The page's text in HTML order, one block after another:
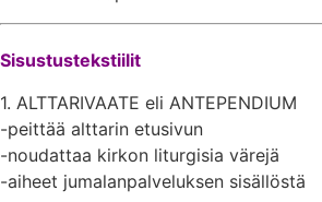
Sisustustekstiilit
1. ALTTARIVAATE eli ANTEPENDIUM
-peittää alttarin etusivun
-noudattaa kirkon liturgisia värejä
-aiheet jumalanpalveluksen sisällöstä